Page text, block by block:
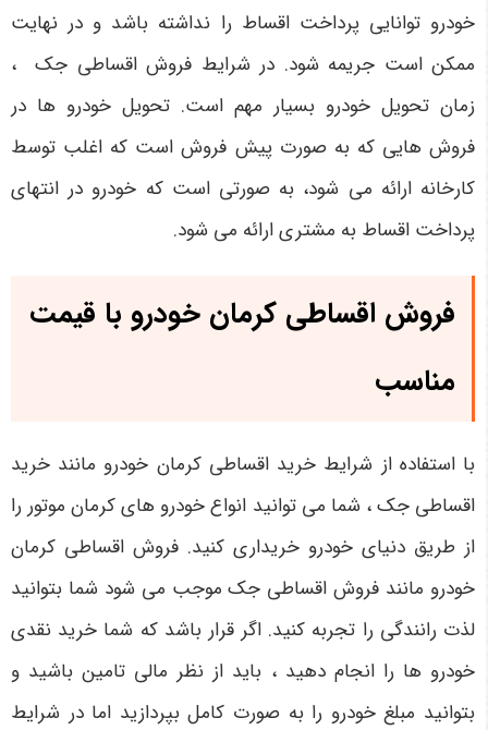
خودرو توانایی پرداخت اقساط را نداشته باشد و در نهایت
ممکن است جریمه شود. در شرایط فروش اقساطی جک ،
زمان تحویل خودرو بسیار مهم است. تحویل خودرو ها در
فروش هایی که به صورت پیش فروش است که اغلب توسط
کارخانه ارائه می شود، به صورتی است که خودرو در انتهای
پرداخت اقساط به مشتری ارائه می شود.
فروش اقساطی کرمان خودرو با قیمت
مناسب
با استفاده از شرایط خرید اقساطی کرمان خودرو مانند خرید
اقساطی جک ، شما می توانید انواع خودرو های کرمان موتور را
از طریق دنیای خودرو خریداری کنید. فروش اقساطی کرمان
خودرو مانند فروش اقساطی جک موجب می شود شما بتوانید
لذت رانندگی را تجربه کنید. اگر قرار باشد که شما خرید نقدی
خودرو ها را انجام دهید ، باید از نظر مالی تامین باشید و
بتوانید مبلغ خودرو را به صورت کامل بپردازید اما در شرایط